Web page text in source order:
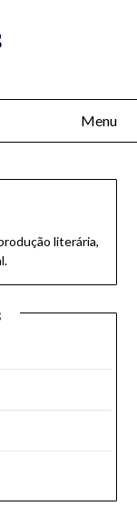
Menu
literária,